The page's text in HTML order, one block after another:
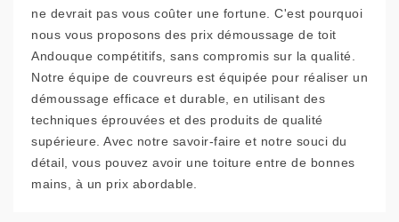
ne devrait pas vous coûter une fortune. C'est pourquoi
nous vous proposons des prix démoussage de toit
Andouque compétitifs, sans compromis sur la qualité.
Notre équipe de couvreurs est équipée pour réaliser un
démoussage efficace et durable, en utilisant des
techniques éprouvées et des produits de qualité
supérieure. Avec notre savoir-faire et notre souci du
détail, vous pouvez avoir une toiture entre de bonnes
mains, à un prix abordable.